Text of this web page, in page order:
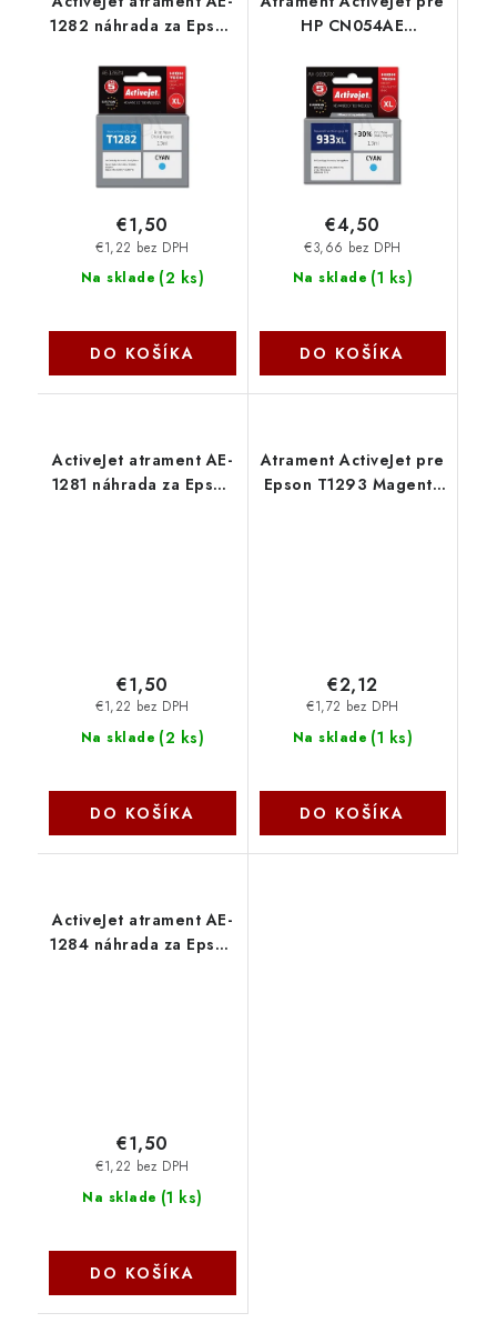
1282 náhrada za Epson
1282 - AE-1282N
Na sklade (2 ks)
€1,22 bez DPH
€1,50
DO KOŠÍKA
HP CN054AE
AH-933CRX
Na sklade (1 ks)
€3,66 bez DPH
€4,50
DO KOŠÍKA
ActiveJet atrament AE-
1281 náhrada za Epson
Na sklade (2 ks)
€1,22 bez DPH
€1,50
DO KOŠÍKA
Atrament ActiveJet pre
Epson T1293 Magenta
Na sklade (1 ks)
€1,72 bez DPH
€2,12
DO KOŠÍKA
ActiveJet atrament AE-
1284 náhrada za Epson
Na sklade (1 ks)
€1,22 bez DPH
€1,50
DO KOŠÍKA